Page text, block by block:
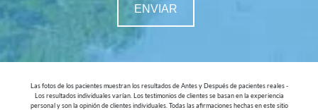
Las fotos de los pacientes muestran los resultados de Antes y Después de pacientes reales -
Los resultados individuales varían. Los testimonios de clientes se basan en la experiencia
personal y son la opinión de clientes individuales. Todas las afirmaciones hechas en este sitio